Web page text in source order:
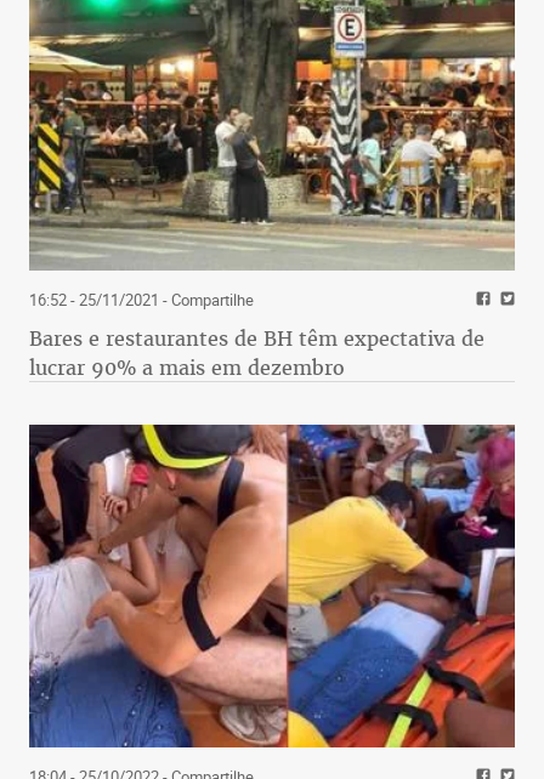
16:52 - 25/11/2021 - Compartilhe
Bares e restaurantes de BH têm expectativa de
lucrar 90% a mais em dezembro